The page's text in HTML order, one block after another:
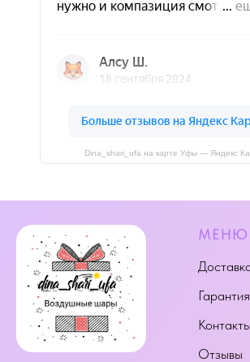
Dina_shari_ufa на карте Уфы — Яндекс
МЕНЮ
Гарантия
Контакты
Отзывы